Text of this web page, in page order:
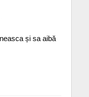
și sa aibă